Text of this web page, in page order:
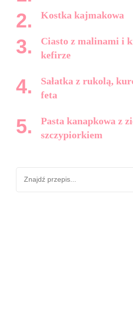
Kostka kajmakowa
Ciasto z malinami i
kefirze
Sałatka z rukolą,
feta
Pasta kanapkowa z
szczypiorkiem